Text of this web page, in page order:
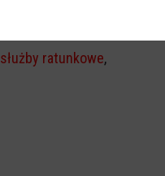
służby ratunkowe,